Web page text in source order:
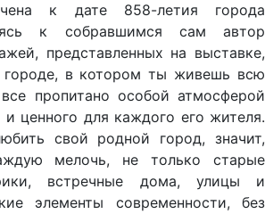
к дате 858-летия города
к собравшимся сам автор
представленных на выставке,
городе, в котором ты живешь всю
пропитано особой атмосферой
и ценного для каждого его жителя.
свой родной город, значит,
мелочь, не только старые
встречные дома, улицы и
элементы современности, без